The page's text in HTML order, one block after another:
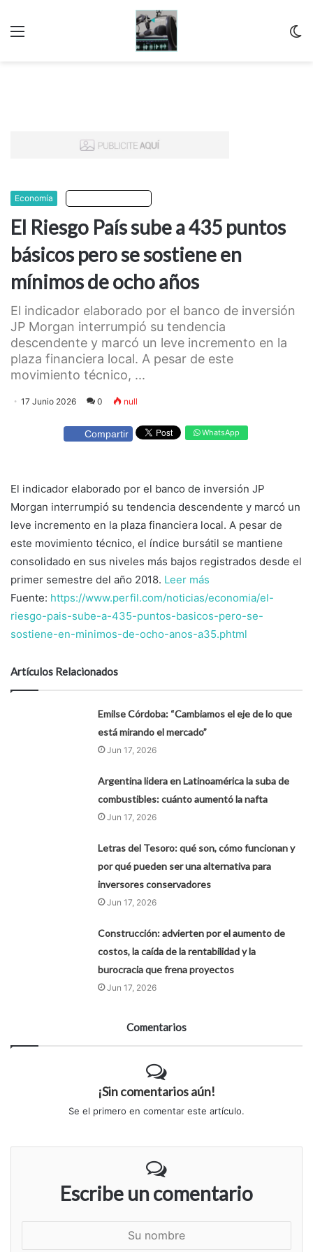
Economía
El Riesgo País sube a 435 puntos
básicos pero se sostiene en
mínimos de ocho años
El indicador elaborado por el banco de inversión
JP Morgan interrumpió su tendencia
descendente y marcó un leve incremento en la
plaza financiera local. A pesar de este
movimiento técnico, ...
17 Junio 2026 0 null
Compartir WhatsApp
El indicador elaborado por el banco de inversión JP
Morgan interrumpió su tendencia descendente y marcó un
leve incremento en la plaza financiera local. A pesar de
este movimiento técnico, el índice bursátil se mantiene
consolidado en sus niveles más bajos registrados desde el
primer semestre del año 2018. Leer más
Fuente: https://www.perfil.com/noticias/economia/el-
riesgo-pais-sube-a-435-puntos-basicos-pero-se-
sostiene-en-minimos-de-ocho-anos-a35.phtml
Artículos Relacionados
Emilse Córdoba: “Cambiamos el eje de lo que
está mirando el mercado”
Jun 17, 2026
Argentina lidera en Latinoamérica la suba de
combustibles: cuánto aumentó la nafta
Jun 17, 2026
Letras del Tesoro: qué son, cómo funcionan y
por qué pueden ser una alternativa para
inversores conservadores
Jun 17, 2026
Construcción: advierten por el aumento de
costos, la caída de la rentabilidad y la
burocracia que frena proyectos
Jun 17, 2026
Comentarios
¡Sin comentarios aún!
Se el primero en comentar este artículo.
Escribe un comentario